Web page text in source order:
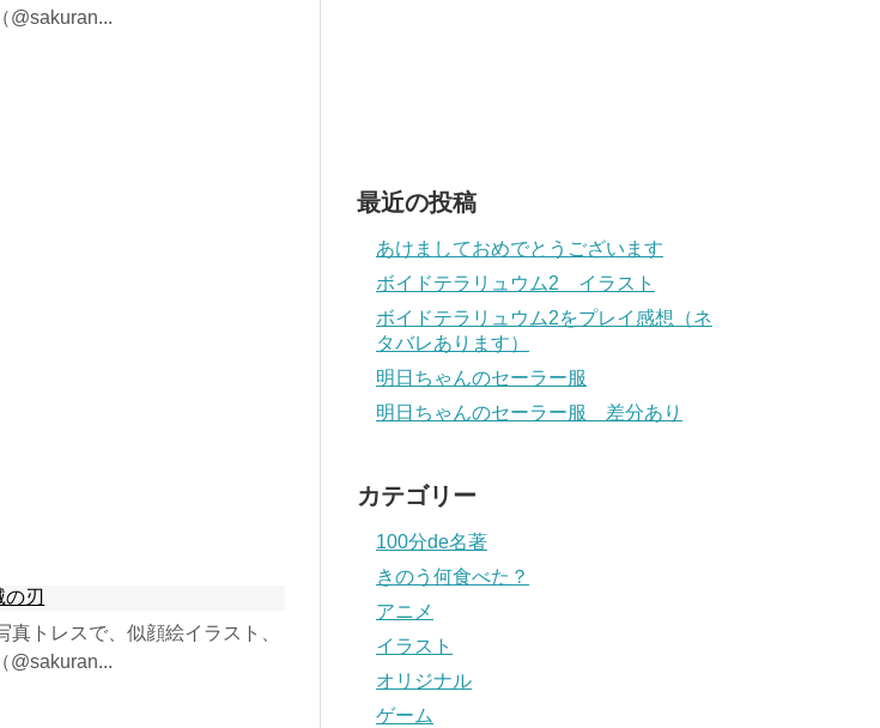
@sakuran...
の刃
トレスで、似顔絵イラスト、
@sakuran...
最近の投稿
あけましておめでとうございます
ボイドテラリュウム2 イラスト
ボイドテラリュウム2をプレイ感想（ネ
タバレあります）
明日ちゃんのセーラー服
明日ちゃんのセーラー服 差分あり
カテゴリー
100分de名著
きのう何食べた？
アニメ
イラスト
オリジナル
ゲーム